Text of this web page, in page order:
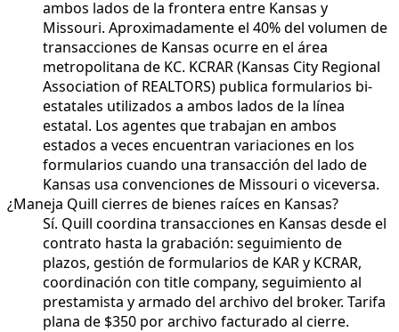
ambos lados de la frontera entre Kansas y
Missouri. Aproximadamente el 40% del volumen de
transacciones de Kansas ocurre en el área
metropolitana de KC. KCRAR (Kansas City Regional
Association of REALTORS) publica formularios bi-
estatales utilizados a ambos lados de la línea
estatal. Los agentes que trabajan en ambos
estados a veces encuentran variaciones en los
formularios cuando una transacción del lado de
Kansas usa convenciones de Missouri o viceversa.
¿Maneja Quill cierres de bienes raíces en Kansas?
Sí. Quill coordina transacciones en Kansas desde el
contrato hasta la grabación: seguimiento de
plazos, gestión de formularios de KAR y KCRAR,
coordinación con title company, seguimiento al
prestamista y armado del archivo del broker. Tarifa
plana de $350 por archivo facturado al cierre.